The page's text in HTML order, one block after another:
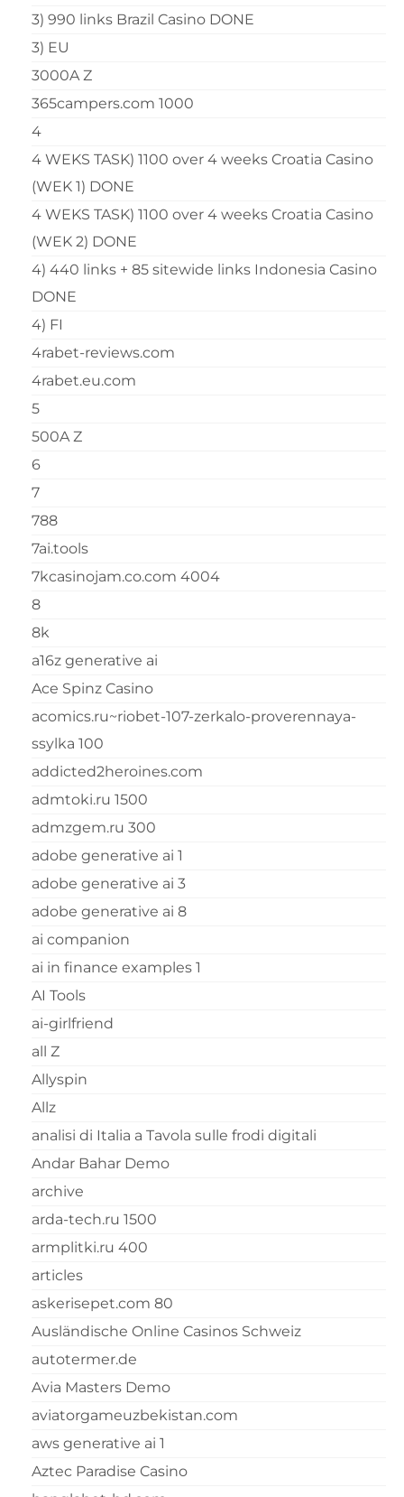
3) 990 links Brazil Casino DONE
3) EU
3000A Z
365campers.com 1000
4
4 WEKS TASK) 1100 over 4 weeks Croatia Casino
(WEK 1) DONE
4 WEKS TASK) 1100 over 4 weeks Croatia Casino
(WEK 2) DONE
4) 440 links + 85 sitewide links Indonesia Casino
DONE
4) FI
4rabet-reviews.com
4rabet.eu.com
5
500A Z
6
7
788
7ai.tools
7kcasinojam.co.com 4004
8
8k
a16z generative ai
Ace Spinz Casino
acomics.ru~riobet-107-zerkalo-proverennaya-
ssylka 100
addicted2heroines.com
admtoki.ru 1500
admzgem.ru 300
adobe generative ai 1
adobe generative ai 3
adobe generative ai 8
ai companion
ai in finance examples 1
AI Tools
ai-girlfriend
all Z
Allyspin
Allz
analisi di Italia a Tavola sulle frodi digitali
Andar Bahar Demo
archive
arda-tech.ru 1500
armplitki.ru 400
articles
askerisepet.com 80
Ausländische Online Casinos Schweiz
autotermer.de
Avia Masters Demo
aviatorgameuzbekistan.com
aws generative ai 1
Aztec Paradise Casino